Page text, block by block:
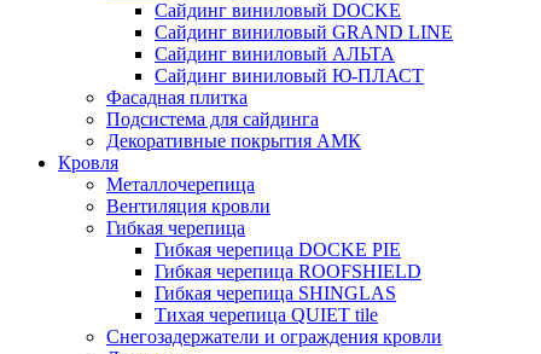
Сайдинг виниловый DOCKE
Сайдинг виниловый GRAND LINE
Сайдинг виниловый АЛЬТА
Сайдинг виниловый Ю-ПЛАСТ
Фасадная плитка
Подсистема для сайдинга
Декоративные покрытия АМК
Кровля
Металлочерепица
Вентиляция кровли
Гибкая черепица
Гибкая черепица DOCKE PIE
Гибкая черепица ROOFSHIELD
Гибкая черепица SHINGLAS
Тихая черепица QUIET tile
Снегозадержатели и ограждения кровли